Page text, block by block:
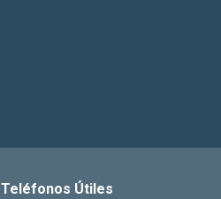
Teléfonos Útiles